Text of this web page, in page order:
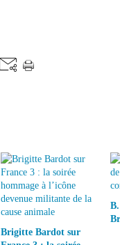
Brigitte Bardot sur